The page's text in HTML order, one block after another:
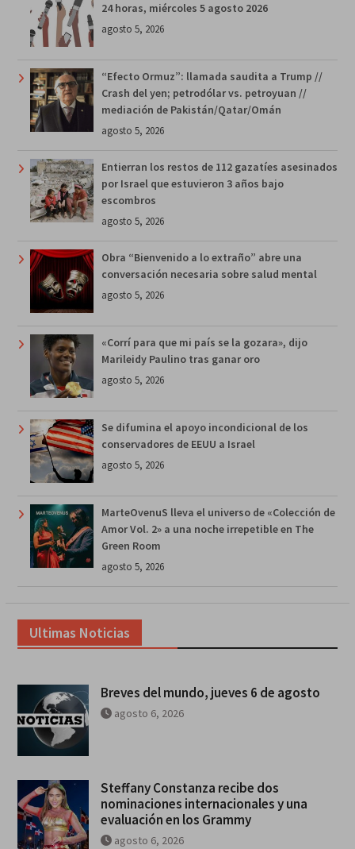
24 horas, miércoles 5 agosto 2026
agosto 5, 2026
“Efecto Ormuz”: llamada saudita a Trump //
Crash del yen; petrodólar vs. petroyuan //
mediación de Pakistán/Qatar/Omán
agosto 5, 2026
Entierran los restos de 112 gazatíes asesinados
por Israel que estuvieron 3 años bajo
escombros
agosto 5, 2026
Obra “Bienvenido a lo extraño” abre una
conversación necesaria sobre salud mental
agosto 5, 2026
«Corrí para que mi país se la gozara», dijo
Marileidy Paulino tras ganar oro
agosto 5, 2026
Se difumina el apoyo incondicional de los
conservadores de EEUU a Israel
agosto 5, 2026
MarteOvenuS lleva el universo de «Colección de
Amor Vol. 2» a una noche irrepetible en The
Green Room
agosto 5, 2026
Ultimas Noticias
Breves del mundo, jueves 6 de agosto
agosto 6, 2026
Steffany Constanza recibe dos
nominaciones internacionales y una
evaluación en los Grammy
agosto 6, 2026